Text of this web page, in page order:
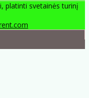
platinti svetainės turinį